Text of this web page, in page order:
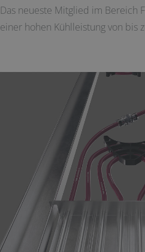
Das neueste Mitglied im Bereich
einer hohen Kühlleistung von bis